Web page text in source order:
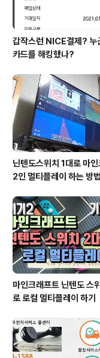
갑작스런 NICE결제? 누
카드를 해킹했나?
닌텐도스위치 1대로 마
2인 멀티플레이 하는 방
마인크래프트 닌텐도 스
로 로컬 멀티플레이 하기